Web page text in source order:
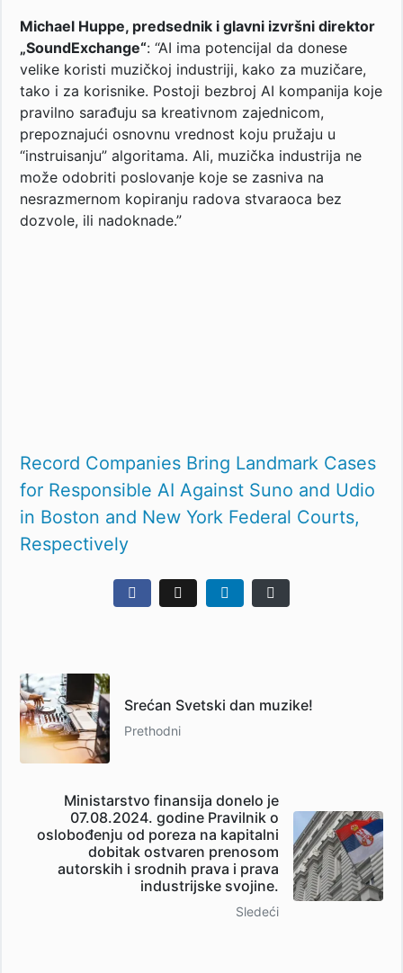
Michael Huppe, predsednik i glavni izvršni direktor
„SoundExchange“: “AI ima potencijal da donese
velike koristi muzičkoj industriji, kako za muzičare,
tako i za korisnike. Postoji bezbroj AI kompanija koje
pravilno sarađuju sa kreativnom zajednicom,
prepoznajući osnovnu vrednost koju pružaju u
“instruisanju” algoritama. Ali, muzička industrija ne
može odobriti poslovanje koje se zasniva na
nesrazmernom kopiranju radova stvaraoca bez
dozvole, ili nadoknade.”
Record Companies Bring Landmark Cases
for Responsible AI Against Suno and Udio
in Boston and New York Federal Courts,
Respectively
Srećan Svetski dan muzike!
Prethodni
Ministarstvo finansija donelo je
07.08.2024. godine Pravilnik o
oslobođenju od poreza na kapitalni
dobitak ostvaren prenosom
autorskih i srodnih prava i prava
industrijske svojine.
Sledeći